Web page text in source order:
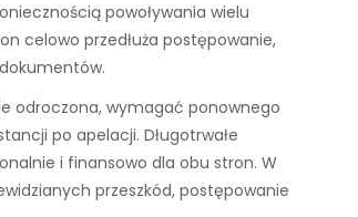
powoływania wielu
celowo przedłuża postępowanie,
odroczona, wymagać ponownego
po apelacji. Długotrwałe
i finansowo dla obu stron. W
przeszkód, postępowanie